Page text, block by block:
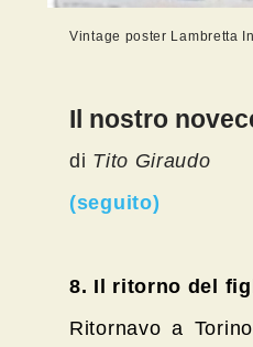
Vintage poster Lambretta
Il nostro
di Tito Giraudo
(seguito)
8. Il ritorno del
Ritornavo a